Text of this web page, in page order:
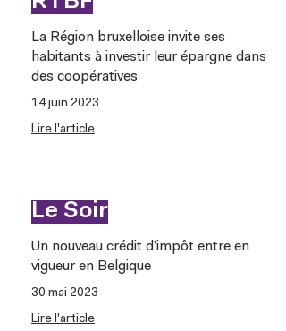
La Région bruxelloise invite ses
habitants à investir leur épargne dans
des coopératives
14 juin 2023
Lire l'article
Le Soir
Un nouveau crédit d’impôt entre en
vigueur en Belgique
30 mai 2023
Lire l'article